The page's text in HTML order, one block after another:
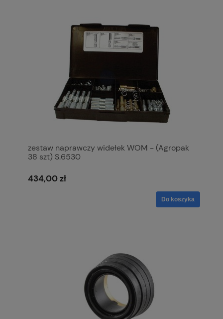
zestaw naprawczy widełek WOM - (Agropak
38 szt) S.6530
434,00 zł
Do koszyka